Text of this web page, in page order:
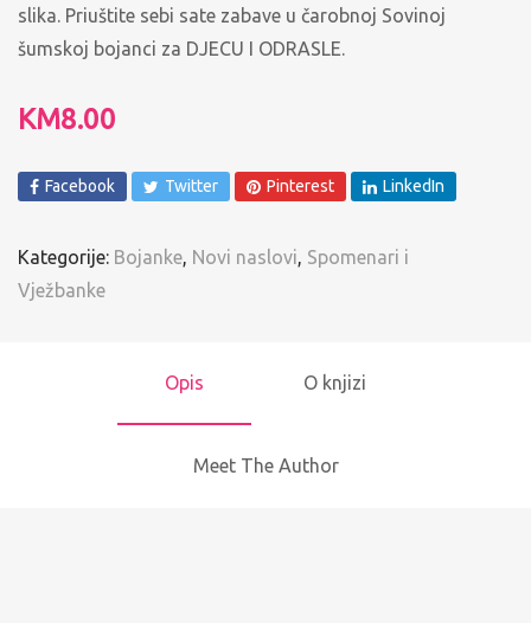
slika. Priuštite sebi sate zabave u čarobnoj Sovinoj
šumskoj bojanci za DJECU I ODRASLE.
KM8.00
Facebook Twitter Pinterest LinkedIn
Kategorije: Bojanke, Novi naslovi, Spomenari i
Vježbanke
Opis O knjizi
Meet The Author